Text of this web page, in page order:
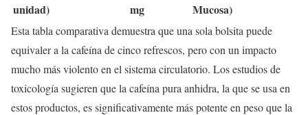
unidad)
mg
Mucosa)
Esta tabla comparativa demuestra que una sola bolsita puede
equivaler a la cafeína de cinco refrescos, pero con un impacto
mucho más violento en el sistema circulatorio. Los estudios de
toxicología sugieren que la cafeína pura anhidra, la que se usa en
estos productos, es significativamente más potente en peso que la